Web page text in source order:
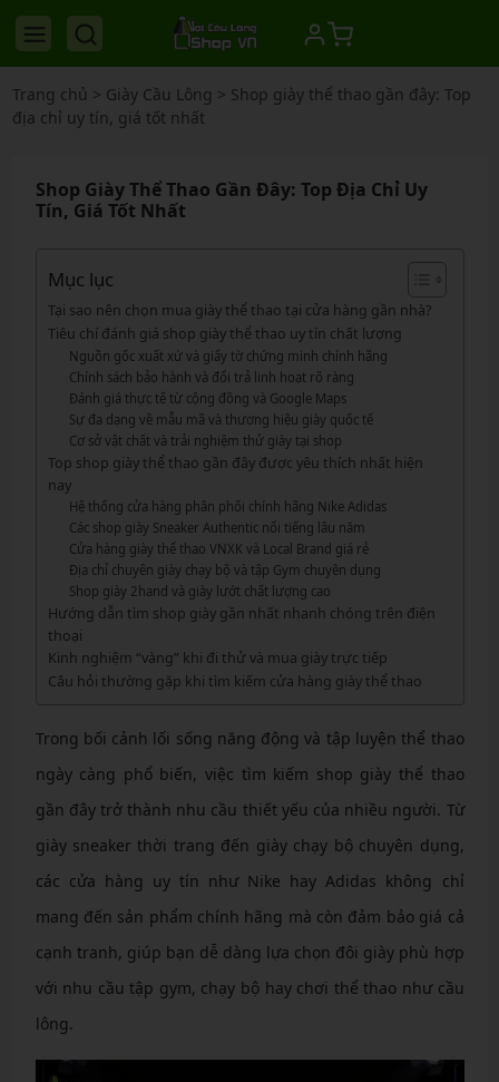
Trang chủ > Giày Cầu Lông > Shop giày thể thao gần đây: Top
địa chỉ uy tín, giá tốt nhất
Shop Giày Thể Thao Gần Đây: Top Địa Chỉ Uy
Tín, Giá Tốt Nhất
Mục lục
Tại sao nên chọn mua giày thể thao tại cửa hàng gần nhà?
Tiêu chí đánh giá shop giày thể thao uy tín chất lượng
Nguồn gốc xuất xứ và giấy tờ chứng minh chính hãng
Chính sách bảo hành và đổi trả linh hoạt rõ ràng
Đánh giá thực tế từ cộng đồng và Google Maps
Sự đa dạng về mẫu mã và thương hiệu giày quốc tế
Cơ sở vật chất và trải nghiệm thử giày tại shop
Top shop giày thể thao gần đây được yêu thích nhất hiện
nay
Hệ thống cửa hàng phân phối chính hãng Nike Adidas
Các shop giày Sneaker Authentic nổi tiếng lâu năm
Cửa hàng giày thể thao VNXK và Local Brand giá rẻ
Địa chỉ chuyên giày chạy bộ và tập Gym chuyên dụng
Shop giày 2hand và giày lướt chất lượng cao
Hướng dẫn tìm shop giày gần nhất nhanh chóng trên điện
thoại
Kinh nghiệm “vàng” khi đi thử và mua giày trực tiếp
Câu hỏi thường gặp khi tìm kiếm cửa hàng giày thể thao
Trong bối cảnh lối sống năng động và tập luyện thể thao
ngày càng phổ biến, việc tìm kiếm shop giày thể thao
gần đây trở thành nhu cầu thiết yếu của nhiều người. Từ
giày sneaker thời trang đến giày chạy bộ chuyên dụng,
các cửa hàng uy tín như Nike hay Adidas không chỉ
mang đến sản phẩm chính hãng mà còn đảm bảo giá cả
cạnh tranh, giúp bạn dễ dàng lựa chọn đôi giày phù hợp
với nhu cầu tập gym, chạy bộ hay chơi thể thao như cầu
lông.